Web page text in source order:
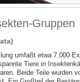
Gruppen
umfaßt etwa 7.000
Tiere in
Beide Teile wurden